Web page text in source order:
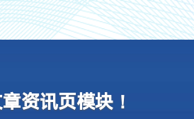
资讯页模块！